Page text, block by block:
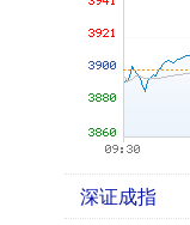
深证成指